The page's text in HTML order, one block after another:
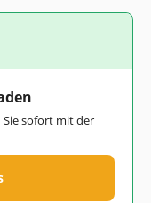
sofort mit der